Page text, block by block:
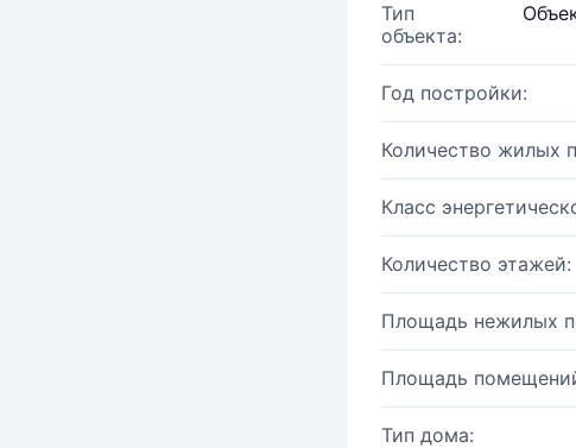
Тип
объекта:
Год постройки:
Количество жилых
Класс
Количество этажей:
Площадь нежилых
Площадь
Тип дома: